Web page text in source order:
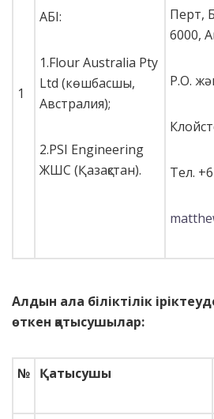
1
АБІ:
1.Flour Australia Pty
Ltd (көшбасшы,
Австралия);
2.PSI Engineering
ЖШС (Қазақстан).
Перт,
6000,
P.O.
Тел.
Алдын ала біліктілік
өткен қатысушылар:
№ Қатысушы